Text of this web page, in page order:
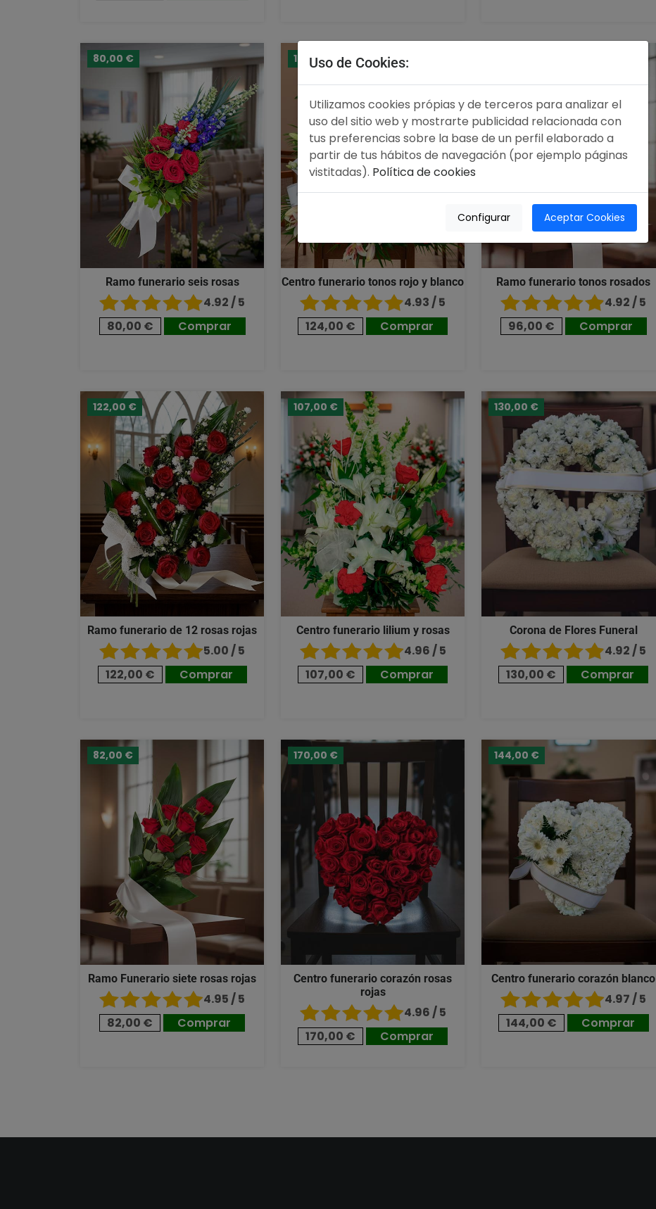
80,00 €
Ramo funerario seis rosas
4.92 / 5
80,00 €
Comprar
124,00 €
Centro funerario tonos rojo y blanco
4.93 / 5
124,00 €
Comprar
Ramo funerario tonos rosados
4.92 / 5
96,00 €
Comprar
122,00 €
Ramo funerario de 12 rosas rojas
5.00 / 5
122,00 €
Comprar
107,00 €
Centro funerario lilium y rosas
4.96 / 5
107,00 €
Comprar
130,00 €
Corona de Flores Funeral
4.92 / 5
130,00 €
Comprar
82,00 €
Ramo Funerario siete rosas rojas
4.95 / 5
82,00 €
Comprar
170,00 €
Centro funerario corazón rosas
rojas
4.96 / 5
170,00 €
Comprar
144,00 €
Centro funerario corazón blanco
4.97 / 5
144,00 €
Comprar
Uso de Cookies:
Utilizamos cookies própias y de terceros para analizar el
uso del sitio web y mostrarte publicidad relacionada con
tus preferencias sobre la base de un perfil elaborado a
partir de tus hábitos de navegación (por ejemplo páginas
vistitadas). Política de cookies
Configurar Aceptar Cookies